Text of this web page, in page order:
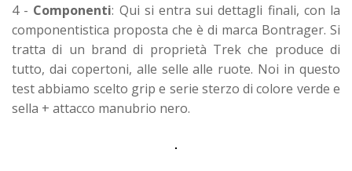
4 - Componenti: Qui si entra sui dettagli finali, con la
componentistica proposta che è di marca Bontrager. Si
tratta di un brand di proprietà Trek che produce di
tutto, dai copertoni, alle selle alle ruote. Noi in questo
test abbiamo scelto grip e serie sterzo di colore verde e
sella + attacco manubrio nero.